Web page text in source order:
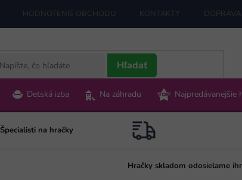
HODNOTENIE OBCHODU KONTAKTY
Hľadať
Detská izba Na záhradu Najpredávanejšie
Špecialisti na hračky
Hračky skladom odosielame